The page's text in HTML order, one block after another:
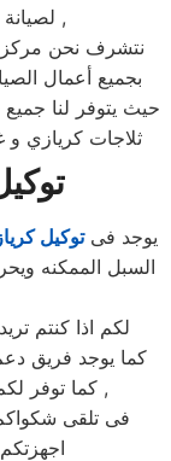
لصيانة اجهزة كريازي الكهربائية بمنازلكم ,
نتشرف نحن مركز
بجميع أعمال
حيث يتوفر لنا جميع
ثلاجات كريازي
يوجد فىتوكيل
السبل الممكنه
لكم اذا كنتم
, كما يوجد فريق
كما توفر لكم مرلكز صيانه كريازي خدمه 24 ساعه ,